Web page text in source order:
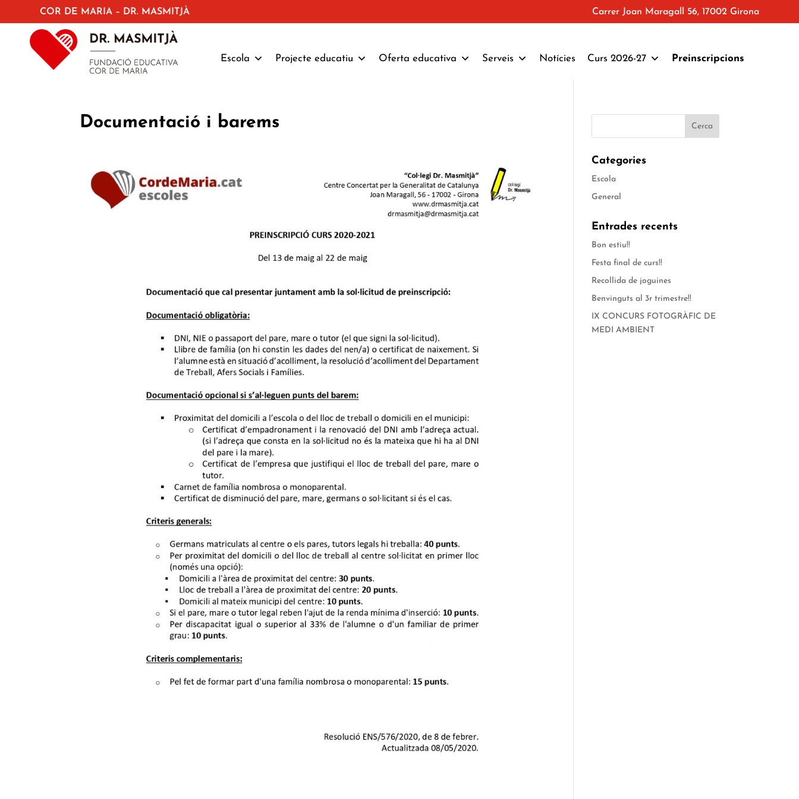
COR DE MARIA – DR. MASMITJÀ Carrer Joan Maragall 56, 17002 Girona
Escola Projecte educatiu Oferta educativa Serveis Notícies Curs 2026-27 Preinscripcions
Documentació i barems
Categories
Escola
General
Entrades recents
Bon estiu!!
Festa final de curs!!
Recollida de joguines
Benvinguts al 3r trimestre!!
IX CONCURS FOTOGRÀFIC DE
MEDI AMBIENT